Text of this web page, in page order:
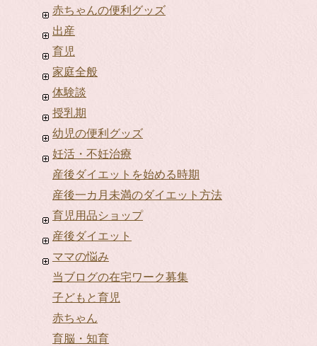
赤ちゃんの便利グッズ
出産
育児
家庭全般
体験談
授乳期
幼児の便利グッズ
妊活・不妊治療
産後ダイエットを始める時期
産後一カ月未満のダイエット方法
育児用品ショップ
産後ダイエット
ママの悩み
当ブログの在宅ワーク募集
子どもと育児
赤ちゃん
育脳・知育